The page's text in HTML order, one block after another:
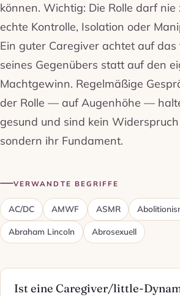
können. Wichtig: Die Rolle darf
echte Kontrolle, Isolation oder
Ein guter Caregiver achtet auf
seines Gegenübers statt auf den
Machtgewinn. Regelmäßige
der Rolle — auf Augenhöhe —
gesund und sind kein
sondern ihr Fundament.
VERWANDTE BEGRIFFE
AC/DC AMWF ASMR
Abraham Lincoln Abrosexuell
Ist eine Caregiver/little-